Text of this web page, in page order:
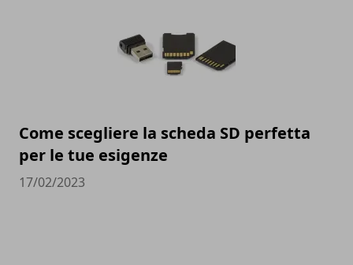
Come scegliere la scheda SD perfetta
per le tue esigenze
17/02/2023